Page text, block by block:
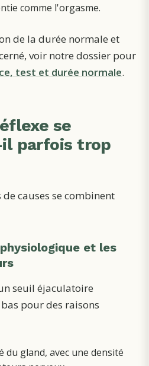
comme l'orgasme.
de la durée normale et
voir notre dossier pour
test et durée normale.
se
parfois trop
causes se combinent
et les
seuil éjaculatoire
pour des raisons
du gland, avec une densité